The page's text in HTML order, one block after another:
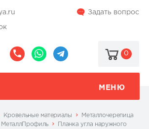
Задать вопрос
0
МЕНЮ
Кровельные материалы
Металлочерепица
МеталлПрофиль
Планка угла наружного